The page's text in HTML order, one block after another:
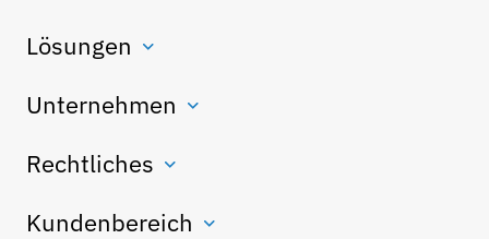
Lösungen
Unternehmen
Rechtliches
Kundenbereich